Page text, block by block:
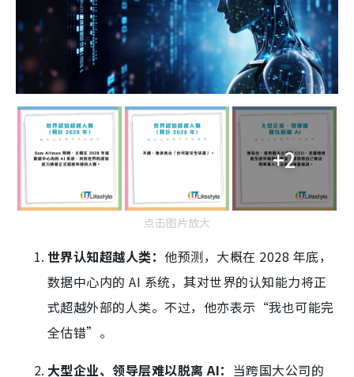
+2
点击图片放大
世界认知超越人类：他预测，大概在 2028 年底，
数据中心内的 AI 系统，其对世界的认知能力将正
式超越外部的人类。不过，他亦表示“我也可能完
全估错”。
大型企业、领导层难以脱离 AI： 当跨国大公司的